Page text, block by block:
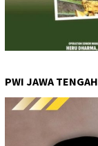
PWI JAWA TENGAH